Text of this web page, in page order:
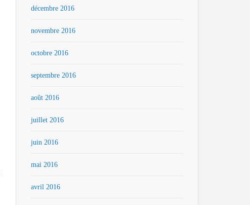
décembre 2016
novembre 2016
octobre 2016
septembre 2016
août 2016
juillet 2016
juin 2016
mai 2016
avril 2016